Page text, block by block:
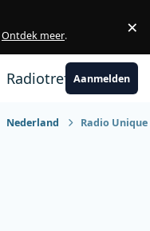
Ontdek meer. ×
RadiotrefpuntAanmelden
Nederland Radio Unique